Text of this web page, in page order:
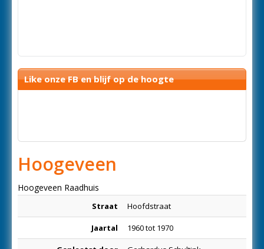
Like onze FB en blijf op de hoogte
Hoogeveen
Hoogeveen Raadhuis
Straat Hoofdstraat
Jaartal 1960 tot 1970